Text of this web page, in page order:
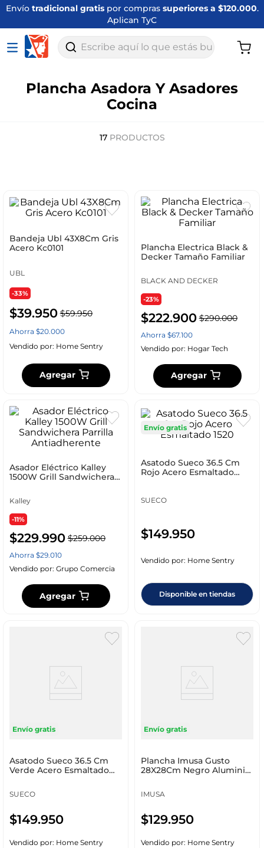
Envío tradicional gratispor compras superiores a $120.000.
Aplican TyC
Escribe aquí lo que estás buscando
Plancha Asadora Y Asadores
Cocina
17 PRODUCTOS
Bandeja Ubl 43X8Cm Gris
Acero Kc0101
UBL
-33%
$39.950 $59.950
Ahorra $20.000
Vendido por: Home Sentry
Agregar
Plancha Electrica Black &
Decker Tamaño Familiar
BLACK AND DECKER
-23%
$222.900 $290.000
Ahorra $67.100
Vendido por: Hogar Tech
Agregar
Asador Eléctrico Kalley
1500W Grill Sandwichera
Kalley
-11%
$229.990 $259.000
Ahorra $29.010
Vendido por: Grupo Comercia
Agregar
Envío gratis
Asatodo Sueco 36.5 Cm
Rojo Acero Esmaltado
SUECO
$149.950
Vendido por: Home Sentry
Disponible en tiendas
Envío gratis
Asatodo Sueco 36.5 Cm
Verde Acero Esmaltado
SUECO
$149.950
Vendido por: Home Sentry
Envío gratis
Plancha Imusa Gusto
28X28Cm Negro Aluminio
IMUSA
$129.950
Vendido por: Home Sentry